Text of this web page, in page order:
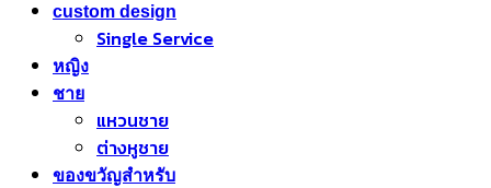
custom design
Single Service
หญิง
ชาย
แหวนชาย
ต่างหูชาย
ของขวัญสำหรับ